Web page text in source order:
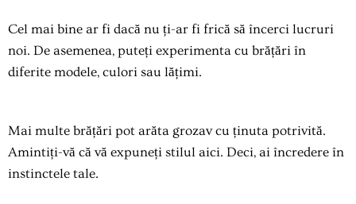
Cel mai bine ar fi dacă nu ți-ar fi frică să încerci lucruri
noi. De asemenea, puteți experimenta cu brățări în
diferite modele, culori sau lățimi.
Mai multe brățări pot arăta grozav cu ținuta potrivită.
Amintiți-vă că vă expuneți stilul aici. Deci, ai încredere în
instinctele tale.